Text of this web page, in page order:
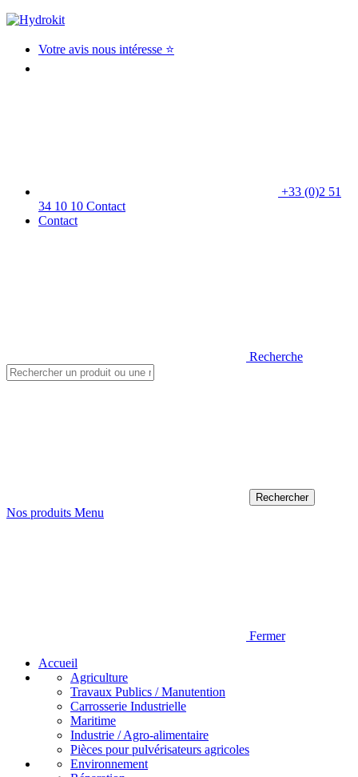
Votre avis nous intéresse ⭐
+33 (0)2 51
34 10 10 Contact
Contact
Recherche
Nos produits Menu
Fermer
Accueil
Agriculture
Travaux Publics / Manutention
Carrosserie Industrielle
Maritime
Industrie / Agro-alimentaire
Pièces pour pulvérisateurs agricoles
Environnement